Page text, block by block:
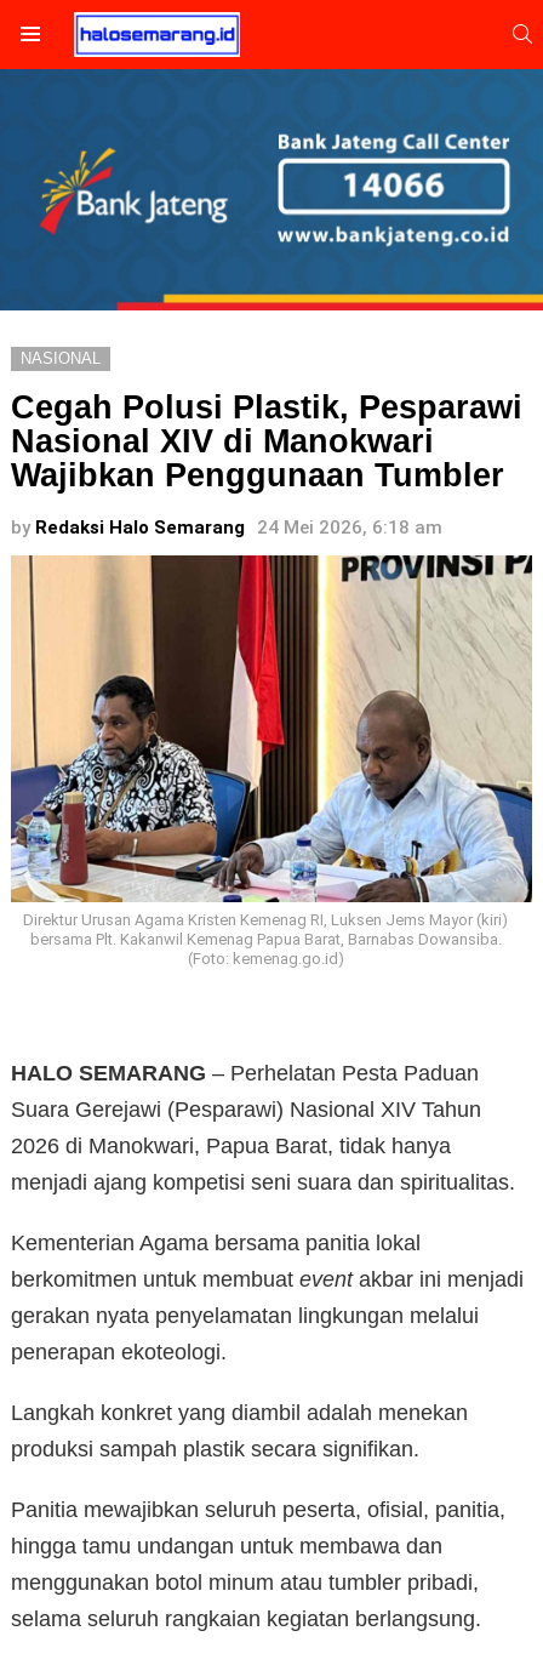
NASIONAL
Cegah Polusi Plastik, Pesparawi
Nasional XIV di Manokwari
Wajibkan Penggunaan Tumbler
by Redaksi Halo Semarang 24 Mei 2026, 6:18 am
Direktur Urusan Agama Kristen Kemenag RI, Luksen Jems Mayor (kiri)
bersama Plt. Kakanwil Kemenag Papua Barat, Barnabas Dowansiba.
(Foto: kemenag.go.id)
HALO SEMARANG – Perhelatan Pesta Paduan
Suara Gerejawi (Pesparawi) Nasional XIV Tahun
2026 di Manokwari, Papua Barat, tidak hanya
menjadi ajang kompetisi seni suara dan spiritualitas.
Kementerian Agama bersama panitia lokal
berkomitmen untuk membuat eventakbar ini menjadi
gerakan nyata penyelamatan lingkungan melalui
penerapan ekoteologi.
Langkah konkret yang diambil adalah menekan
produksi sampah plastik secara signifikan.
Panitia mewajibkan seluruh peserta, ofisial, panitia,
hingga tamu undangan untuk membawa dan
menggunakan botol minum atau tumbler pribadi,
selama seluruh rangkaian kegiatan berlangsung.